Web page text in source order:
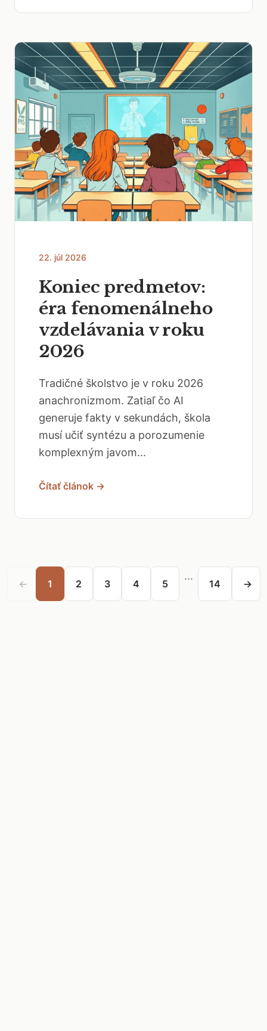
22. júl 2026
Koniec predmetov:
éra fenomenálneho
vzdelávania v roku
2026
Tradičné školstvo je v roku 2026
anachronizmom. Zatiaľ čo AI
generuje fakty v sekundách, škola
musí učiť syntézu a porozumenie
komplexným javom...
Čítať článok →
← 1 2 3 4 5
...
14 →